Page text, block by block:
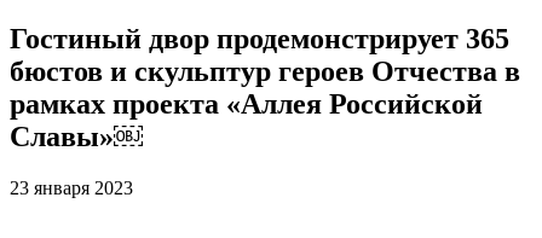
Гостиный двор продемонстрирует 365
бюстов и скульптур героев Отчества в
рамках проекта «Аллея Российской
Славы»￼
23 января 2023